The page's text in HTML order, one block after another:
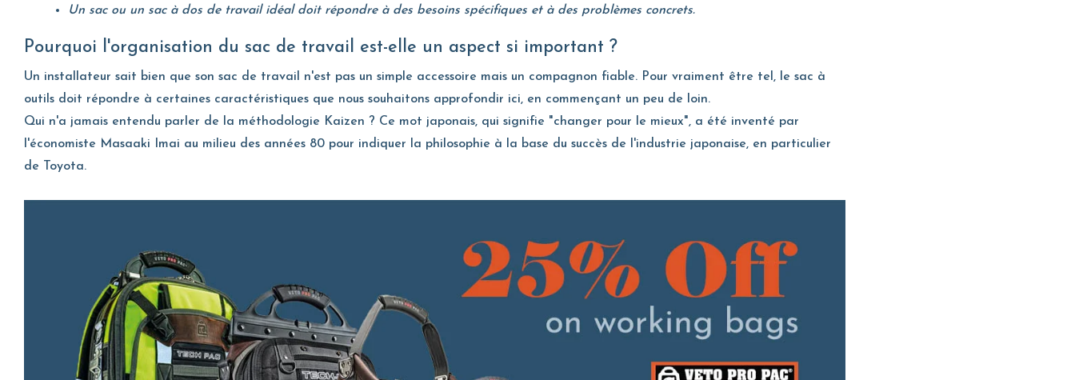
Un sac ou un sac à dos de travail idéal doit répondre à des besoins spécifiques et à des problèmes concrets.
Pourquoi l'organisation du sac de travail est-elle un aspect si important ?
Un installateur sait bien que son sac de travail n'est pas un simple accessoire mais un compagnon fiable. Pour vraiment être tel, le sac à
outils doit répondre à certaines caractéristiques que nous souhaitons approfondir ici, en commençant un peu de loin.
Qui n'a jamais entendu parler de la méthodologie Kaizen ? Ce mot japonais, qui signifie "changer pour le mieux", a été inventé par
l'économiste Masaaki Imai au milieu des années 80 pour indiquer la philosophie à la base du succès de l'industrie japonaise, en particulier
de Toyota.